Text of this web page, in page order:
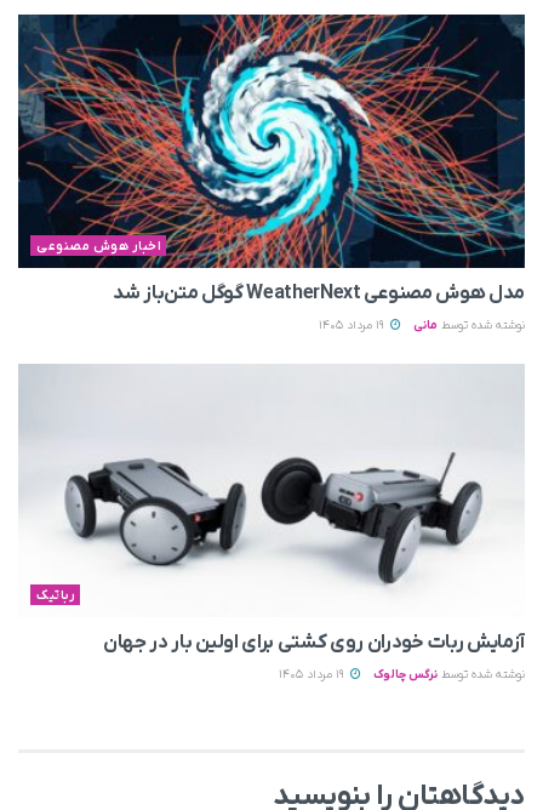
اخبار هوش مصنوعی
مدل هوش مصنوعی WeatherNext گوگل متن‌باز شد
نوشته شده توسط مانی
رباتیک
آزمایش ربات خودران روی کشتی برای اولین بار در جهان
نوشته شده توسط نرگس چالوک
دیدگاهتان را بنویسید